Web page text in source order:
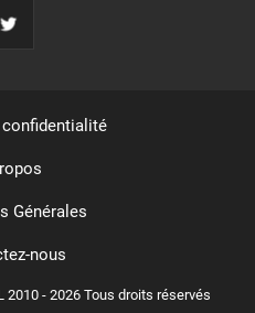
2010 - 2026 Tous droits réservés
Générales
nous